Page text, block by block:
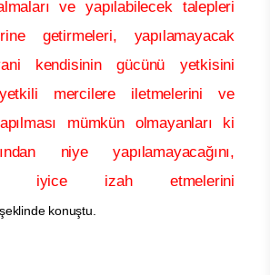
ve yapılabilecek talepleri
getirmeleri, yapılamayacak
kendisinin gücünü yetkisini
mercilere iletmelerini ve
mümkün olmayanları ki
niye yapılamayacağını,
iyice izah etmelerini
konuştu.